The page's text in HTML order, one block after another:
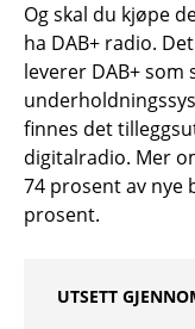
Og skal du kjøpe
ha DAB+ radio.
leverer DAB+ som
finnes det
digitalradio. Mer
74 prosent av nye
prosent.
UTSETT